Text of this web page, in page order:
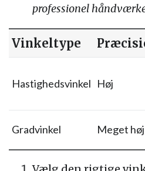
professionel
Vinkeltype
Hastighedsvinkel Høj
Gradvinkel Meget høj